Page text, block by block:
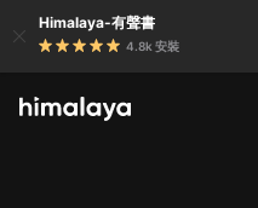
Himalaya-有聲書
4.8k 安裝